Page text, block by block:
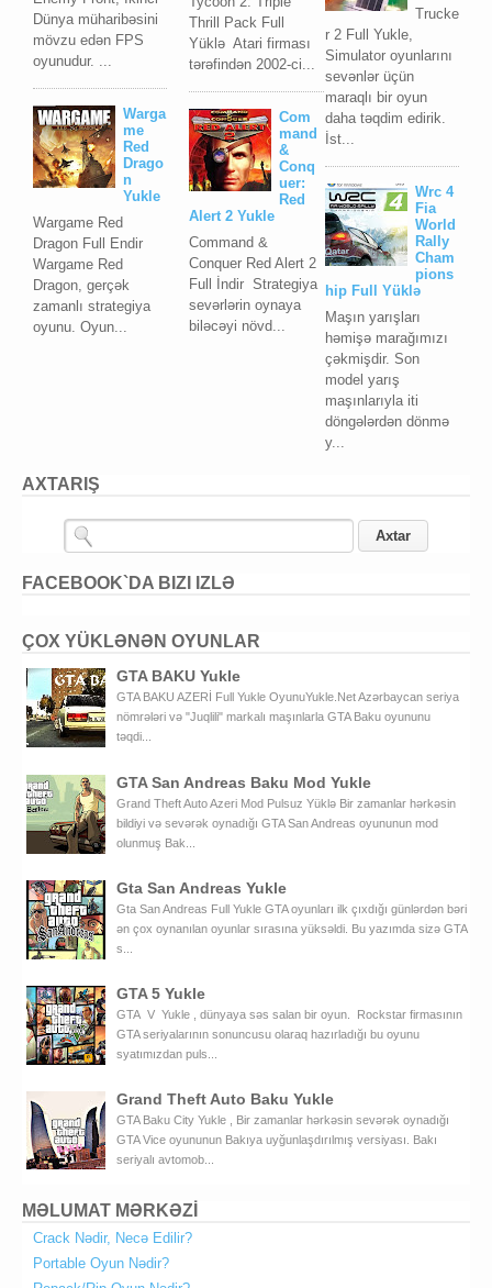
Dünya müharibəsini
mövzu edən FPS
oyunudur. ...
Warga
me
Red
Drago
n
Yukle
Wargame Red
Dragon Full Endir
Wargame Red
Dragon, gerçək
zamanlı strategiya
oyunu. Oyun...
Trucke
r 2 Full Yukle,
Simulator oyunlarını
sevənlər üçün
maraqlı bir oyun
daha təqdim edirik.
İst...
Wrc 4
Fia
World
Rally
Cham
pions
hip Full Yüklə
Maşın yarışları
həmişə marağımızı
çəkmişdir. Son
model yarış
maşınlarıyla iti
döngələrdən dönmə
y...
Thrill Pack Full
Yüklə Atari firması
tərəfindən 2002-ci...
Com
mand
&
Conq
uer:
Red
Alert 2 Yukle
Command &
Conquer Red Alert 2
Full İndir Strategiya
sevərlərin oynaya
biləcəyi növd...
AXTARIŞ
FACEBOOK`DA BIZI IZLƏ
ÇOX YÜKLƏNƏN OYUNLAR
GTA BAKU Yukle
GTA BAKU AZERİ Full Yukle OyunuYukle.Net Azərbaycan seriya
nömrələri və "Juqlili" markalı maşınlarla GTA Baku oyununu
təqdi...
GTA San Andreas Baku Mod Yukle
Grand Theft Auto Azeri Mod Pulsuz Yüklə Bir zamanlar hərkəsin
bildiyi və sevərək oynadığı GTA San Andreas oyununun mod
olunmuş Bak...
Gta San Andreas Yukle
Gta San Andreas Full Yukle GTA oyunları ilk çıxdığı günlərdən bəri
ən çox oynanılan oyunlar sırasına yüksəldi. Bu yazımda sizə GTA
s...
GTA 5 Yukle
GTA V Yukle , dünyaya səs salan bir oyun. Rockstar firmasının
GTA seriyalarının sonuncusu olaraq hazırladığı bu oyunu
syatımızdan puls...
Grand Theft Auto Baku Yukle
GTA Baku City Yukle , Bir zamanlar hərkəsin sevərək oynadığı
GTA Vice oyununun Bakıya uyğunlaşdırılmış versiyası. Bakı
seriyalı avtomob...
MƏLUMAT MƏRKƏZİ
Crack Nədir, Necə Edilir?
Portable Oyun Nədir?